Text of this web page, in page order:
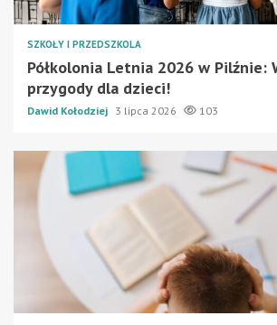
SZKOŁY I PRZEDSZKOLA
Półkolonia Letnia 2026 w Pilźnie:
przygody dla dzieci!
Dawid Kołodziej 3 lipca 2026 103